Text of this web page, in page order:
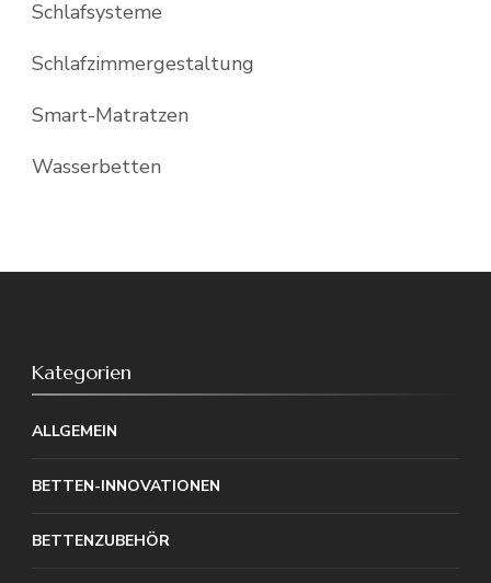
Schlafsysteme
Schlafzimmergestaltung
Smart-Matratzen
Wasserbetten
Kategorien
ALLGEMEIN
BETTEN-INNOVATIONEN
BETTENZUBEHÖR